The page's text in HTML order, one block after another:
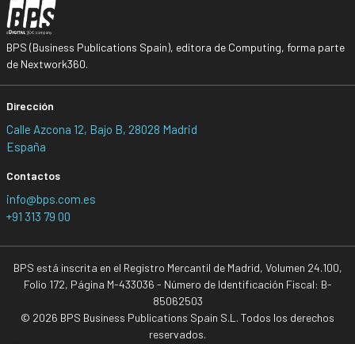
BPS (Business Publications Spain), editora de Computing, forma parte
de Nextwork360.
Dirección
Calle Azcona 12, Bajo B, 28028 Madrid
España
Contactos
info@bps.com.es
+91 313 79 00
BPS está inscrita en el Registro Mercantil de Madrid, Volumen 24.100,
Folio 172, Página M-433036 - Número de Identificación Fiscal: B-
85062503
© 2026 BPS Business Publications Spain S.L. Todos los derechos
reservados.